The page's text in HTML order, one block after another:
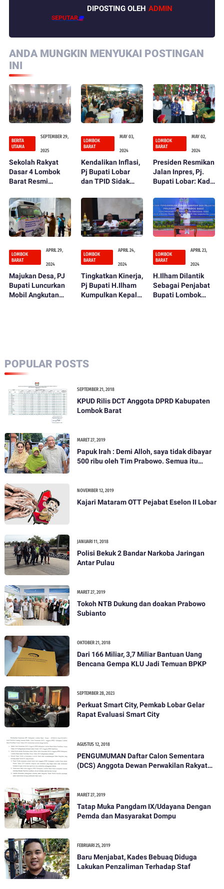
DIPOSTING OLEH ADMIN
ANDA MUNGKIN MENYUKAI POSTINGAN
INI
BERITA
UTAMA
SEPTEMBER 29,
2025
Sekolah Rakyat
Dasar 4 Lombok
Barat Resmi
Tegaskan
Komitmen Perluas
Akses Pendidikan
LOMBOK
BARAT
MAY 03,
2024
Kendalikan Inflasi,
Pj Bupati Lobar
dan TPID Sidak
LOMBOK
BARAT
MAY 02,
2024
Presiden Resmikan
Jalan Inpres, Pj.
Bupati Lobar: Kado
66 Lombok Barat
LOMBOK
BARAT
APRIL 29,
2024
Majukan Desa, PJ
Bupati Luncurkan
Mobil Angkutan
LOMBOK
BARAT
APRIL 24,
2024
Tingkatkan Kinerja,
Pj Bupati H.Ilham
Kumpulkan Kepala
LOMBOK
BARAT
APRIL 23,
2024
H.Ilham Dilantik
Sebagai Penjabat
Bupati Lombok
POPULAR POSTS
SEPTEMBER 21, 2018
KPUD Rilis DCT Anggota DPRD Kabupaten
Lombok Barat
MARET 27, 2019
Papuk Irah : Demi Alloh, saya tidak dibayar
500 ribu oleh Tim Prabowo. Semua itu
NOVEMBER 12, 2019
Kajari Mataram OTT Pejabat Eselon II Lobar
JANUARI 11, 2018
Polisi Bekuk 2 Bandar Narkoba Jaringan
Antar Pulau
MARET 27, 2019
Tokoh NTB Dukung dan doakan Prabowo
Subianto
OKTOBER 21, 2018
Dari 166 Miliar, 3,7 Miliar Bantuan Uang
Bencana Gempa KLU Jadi Temuan BPKP
SEPTEMBER 28, 2023
Perkuat Smart City, Pemkab Lobar Gelar
Rapat Evaluasi Smart City
AGUSTUS 12, 2018
PENGUMUMAN Daftar Calon Sementara
(DCS) Anggota Dewan Perwakilan Rakyat
MARET 27, 2019
Tatap Muka Pangdam IX/Udayana Dengan
Pemda dan Masyarakat Dompu
FEBRUARI 25, 2019
Baru Menjabat, Kades Bebuaq Diduga
Lakukan Penzaliman Terhadap Staf